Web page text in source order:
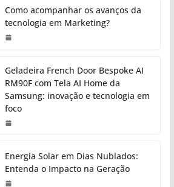
Como acompanhar os avanços da
tecnologia em Marketing?
Geladeira French Door Bespoke AI
RM90F com Tela AI Home da
Samsung: inovação e tecnologia em
foco
Energia Solar em Dias Nublados:
Entenda o Impacto na Geração